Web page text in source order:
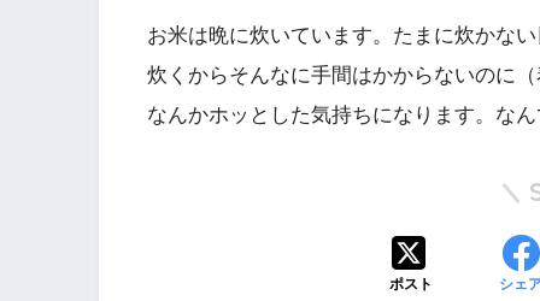
お米は晩に炊いています。たまに炊かな
炊くからそんなに手間はかからないのに
なんかホッとした気持ちになります。な
ポスト シェ